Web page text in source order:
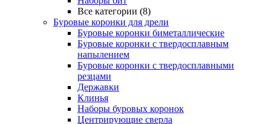
Все категории (8)
Буровые коронки для дрели
Буровые коронки биметаллические
Буровые коронки с твердосплавным
напылением
Буровые коронки с твердосплавными
резцами
Державки
Клинья
Наборы буровых коронок
Центрирующие сверла